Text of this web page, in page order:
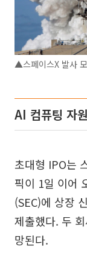
▲스페이스X 발사
AI 컴퓨팅 자
초대형 IPO는
픽이 1일 이어
(SEC)에 상장
제출했다. 두
망된다.